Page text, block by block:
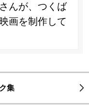
んが、つくば
画を制作して
集